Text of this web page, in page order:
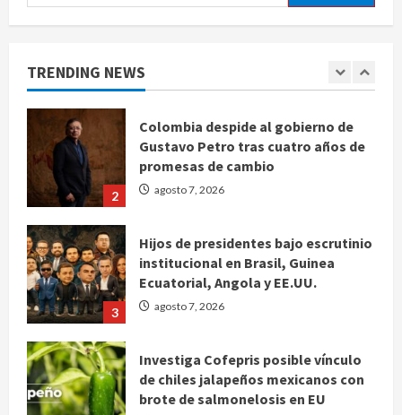
TRENDING NEWS
1
Charlotte FC vs Atlas: Fecha,
horario y canal para ver el partido
2
Colombia despide al gobierno de
Gustavo Petro tras cuatro años de
promesas de cambio
agosto 7, 2026
3
Hijos de presidentes bajo escrutinio
institucional en Brasil, Guinea
Ecuatorial, Angola y EE.UU.
agosto 7, 2026
Investiga Cofepris posible vínculo
de chiles jalapeños mexicanos con
brote de salmonelosis en EU